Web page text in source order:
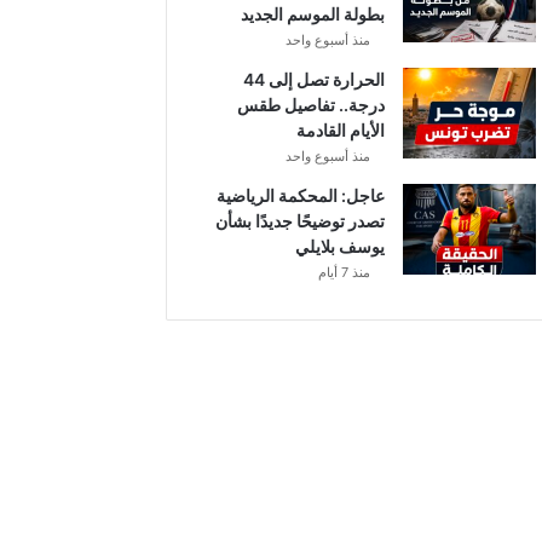
بطولة الموسم الجديد
منذ أسبوع واحد
الحرارة تصل إلى 44
درجة.. تفاصيل طقس
الأيام القادمة
منذ أسبوع واحد
عاجل: المحكمة الرياضية
تصدر توضيحًا جديدًا بشأن
يوسف بلايلي
منذ 7 أيام